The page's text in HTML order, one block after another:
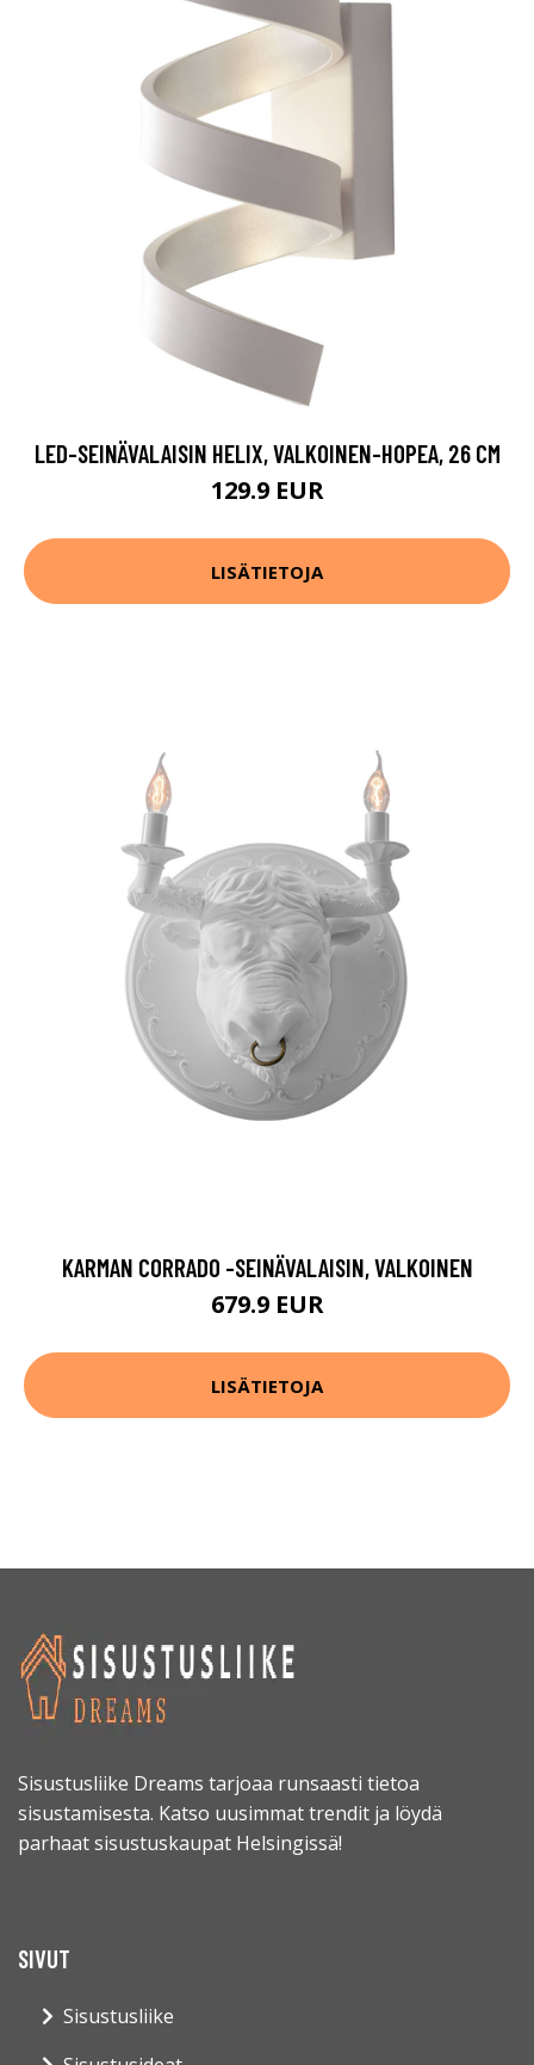
LED-SEINÄVALAISIN HELIX, VALKOINEN-HOPEA, 26 CM
129.9 EUR
LISÄTIETOJA
KARMAN CORRADO -SEINÄVALAISIN, VALKOINEN
679.9 EUR
LISÄTIETOJA
Sisustusliike Dreams tarjoaa runsaasti tietoa
sisustamisesta. Katso uusimmat trendit ja löydä
parhaat sisustuskaupat Helsingissä!
SIVUT
Sisustusliike